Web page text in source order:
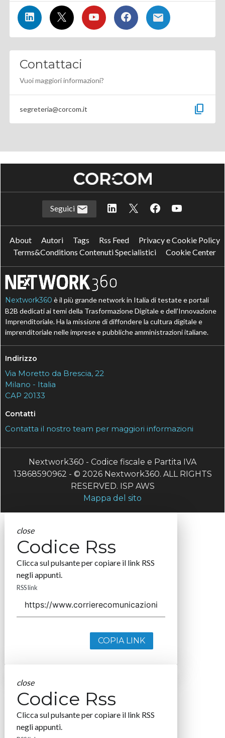
Contattaci
Vuoi maggiori informazioni?
segreteria@corcom.it content_copy
Seguici
About Autori Tags Rss Feed
Privacy e Cookie Policy
Terms&Conditions Contenuti Specialistici
Cookie Center
Nextwork360 è il più grande network in Italia di testate e portali
B2B dedicati ai temi della Trasformazione Digitale e dell’Innovazione
Imprenditoriale. Ha la missione di diffondere la cultura digitale e
imprenditoriale nelle imprese e pubbliche amministrazioni italiane.
Indirizzo
Via Moretto da Brescia, 22
Milano - Italia
CAP 20133
Contatti
Contatta il nostro team per maggiori informazioni
Nextwork360 - Codice fiscale e Partita IVA
13868590962 - © 2026 Nextwork360. ALL RIGHTS
RESERVED. ISP AWS
Mappa del sito
close
Codice Rss
Clicca sul pulsante per copiare il link RSS
negli appunti.
RSS link
COPIA LINK
close
Codice Rss
Clicca sul pulsante per copiare il link RSS
negli appunti.